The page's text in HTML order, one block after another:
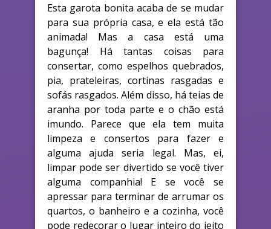
Esta garota bonita acaba de se mudar
para sua própria casa, e ela está tão
animada! Mas a casa está uma
bagunça! Há tantas coisas para
consertar, como espelhos quebrados,
pia, prateleiras, cortinas rasgadas e
sofás rasgados. Além disso, há teias de
aranha por toda parte e o chão está
imundo. Parece que ela tem muita
limpeza e consertos para fazer e
alguma ajuda seria legal. Mas, ei,
limpar pode ser divertido se você tiver
alguma companhia! E se você se
apressar para terminar de arrumar os
quartos, o banheiro e a cozinha, você
pode redecorar o lugar inteiro do jeito